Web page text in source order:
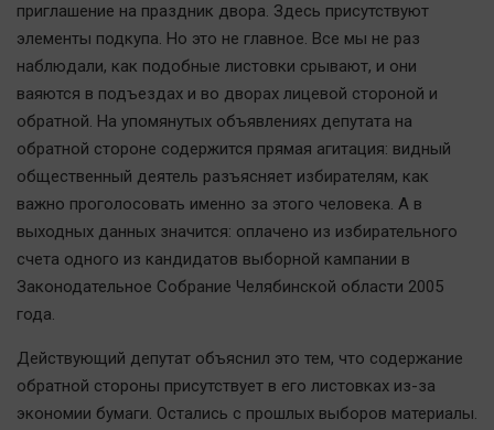
приглашение на праздник двора. Здесь присутствуют
элементы подкупа. Но это не главное. Все мы не раз
наблюдали, как подобные листовки срывают, и они
ваяются в подъездах и во дворах лицевой стороной и
обратной. На упомянутых объявлениях депутата на
обратной стороне содержится прямая агитация: видный
общественный деятель разъясняет избирателям, как
важно проголосовать именно за этого человека. А в
выходных данных значится: оплачено из избирательного
счета одного из кандидатов выборной кампании в
Законодательное Собрание Челябинской области 2005
года.
Действующий депутат объяснил это тем, что содержание
обратной стороны присутствует в его листовках из-за
экономии бумаги. Остались с прошлых выборов материалы.